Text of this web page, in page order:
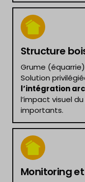
Structure
Grume
Solution
l’intégration
l’impact visuel
importants.
Monitoring